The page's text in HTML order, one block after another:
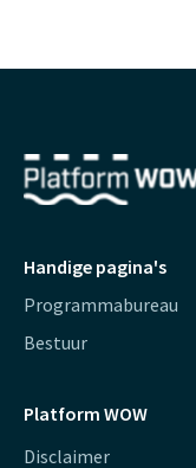
Handige pagina's
Programmabureau
Bestuur
Platform WOW
Disclaimer